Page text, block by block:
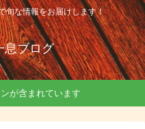
旬な情報をお届けします！
息ブログ
が含まれています